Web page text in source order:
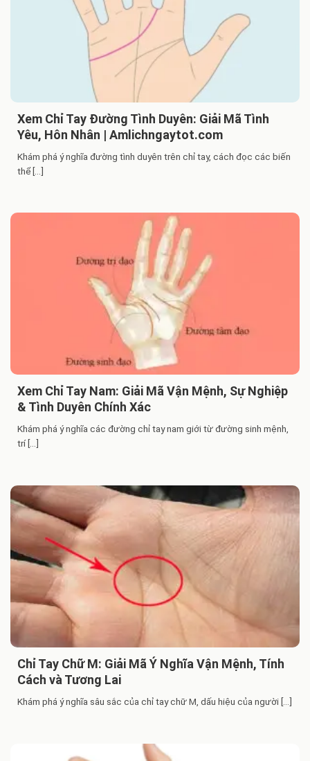
Xem Chỉ Tay Đường Tình Duyên: Giải Mã Tình
Yêu, Hôn Nhân | Amlichngaytot.com
Khám phá ý nghĩa đường tình duyên trên chỉ tay, cách đọc các biến
thể [...]
Xem Chỉ Tay Nam: Giải Mã Vận Mệnh, Sự Nghiệp
& Tình Duyên Chính Xác
Khám phá ý nghĩa các đường chỉ tay nam giới từ đường sinh mệnh,
trí [...]
Chỉ Tay Chữ M: Giải Mã Ý Nghĩa Vận Mệnh, Tính
Cách và Tương Lai
Khám phá ý nghĩa sâu sắc của chỉ tay chữ M, dấu hiệu của người [...]